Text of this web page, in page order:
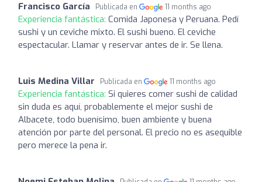
Francisco García Publicada en 11 months ago
Experiencia fantástica: Comida Japonesa y Peruana. Pedí
sushi y un ceviche mixto. El sushi bueno. El ceviche
espectacular. Llamar y reservar antes de ir. Se llena.
Luis Medina Villar Publicada en 11 months ago
Experiencia fantástica: Si quieres comer sushi de calidad
sin duda es aquí, probablemente el mejor sushi de
Albacete, todo buenísimo, buen ambiente y buena
atención por parte del personal. El precio no es asequible
pero merece la pena ir.